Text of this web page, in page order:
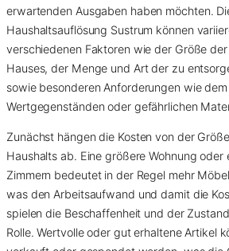
erwartenden Ausgaben haben möchten.
Haushaltsauflösung Sustrum können
verschiedenen Faktoren wie der Größe
Hauses, der Menge und Art der zu
sowie besonderen Anforderungen wie
Wertgegenständen oder gefährlichen
Zunächst hängen die Kosten von der
Haushalts ab. Eine größere Wohnung oder
Zimmern bedeutet in der Regel mehr
was den Arbeitsaufwand und damit die
spielen die Beschaffenheit und der
Rolle. Wertvolle oder gut erhaltene Artikel